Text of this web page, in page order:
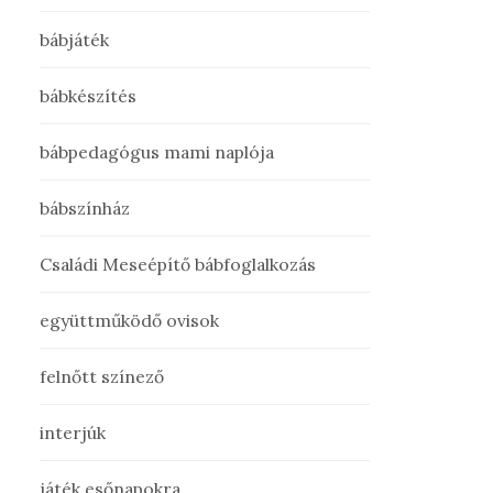
bábjáték
bábkészítés
bábpedagógus mami naplója
bábszínház
Családi Meseépítő bábfoglalkozás
együttműködő ovisok
felnőtt színező
interjúk
játék esőnapokra